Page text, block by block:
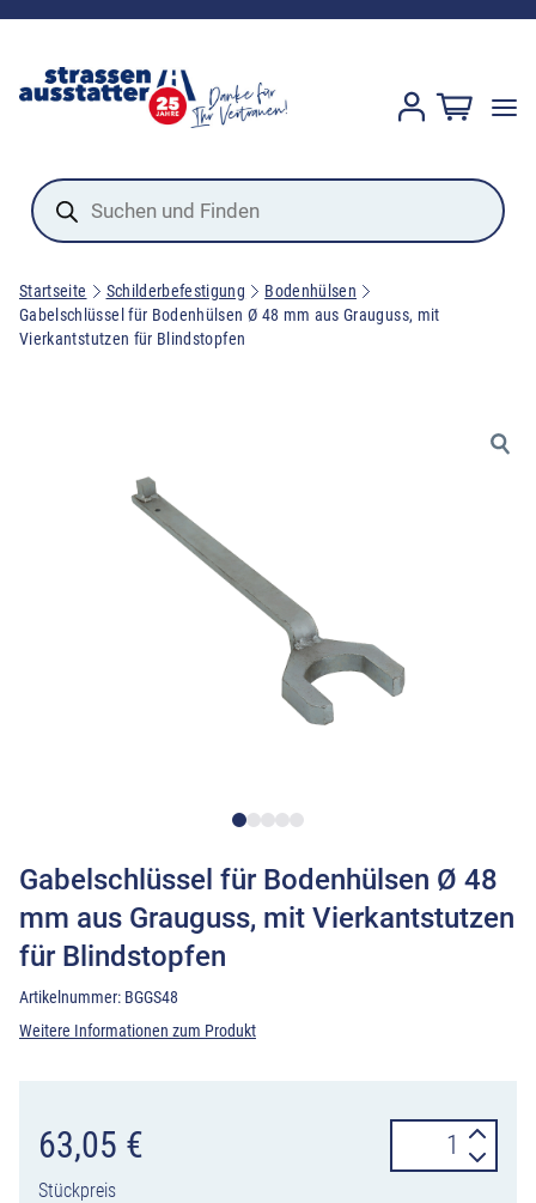
Products
search
Startseite Schilderbefestigung
Bodenhülsen
Gabelschlüssel für Bodenhülsen Ø 48 mm aus Grauguss, mit
Vierkantstutzen für Blindstopfen
Gabelschlüssel für Bodenhülsen Ø 48
mm aus Grauguss, mit Vierkantstutzen
für Blindstopfen
Artikelnummer: BGGS48
Weitere Informationen zum Produkt
63,05 €
Stückpreis
Gabelschlüssel
für